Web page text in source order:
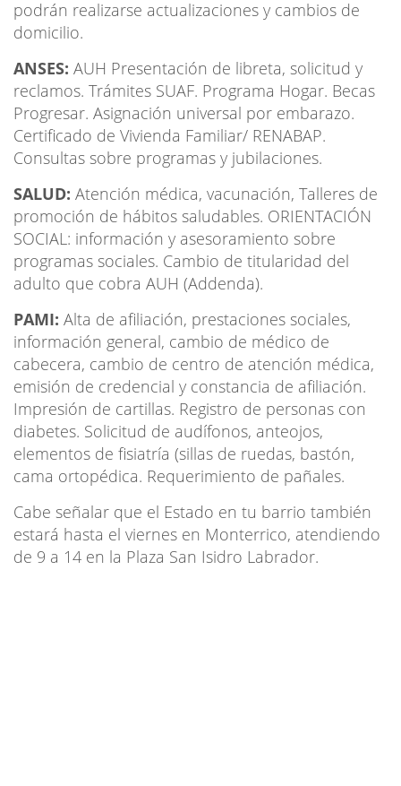
podrán realizarse actualizaciones y cambios de
domicilio.
ANSES: AUH Presentación de libreta, solicitud y
reclamos. Trámites SUAF. Programa Hogar. Becas
Progresar. Asignación universal por embarazo.
Certificado de Vivienda Familiar/ RENABAP.
Consultas sobre programas y jubilaciones.
SALUD: Atención médica, vacunación, Talleres de
promoción de hábitos saludables. ORIENTACIÓN
SOCIAL: información y asesoramiento sobre
programas sociales. Cambio de titularidad del
adulto que cobra AUH (Addenda).
PAMI: Alta de afiliación, prestaciones sociales,
información general, cambio de médico de
cabecera, cambio de centro de atención médica,
emisión de credencial y constancia de afiliación.
Impresión de cartillas. Registro de personas con
diabetes. Solicitud de audífonos, anteojos,
elementos de fisiatría (sillas de ruedas, bastón,
cama ortopédica. Requerimiento de pañales.
Cabe señalar que el Estado en tu barrio también
estará hasta el viernes en Monterrico, atendiendo
de 9 a 14 en la Plaza San Isidro Labrador.